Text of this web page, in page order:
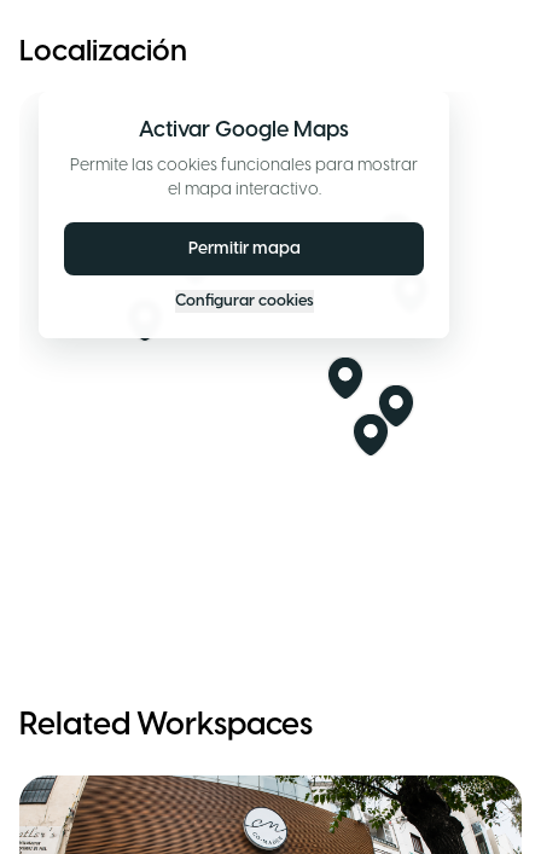
Localización
Activar Google Maps
Permite las cookies funcionales para mostrar
el mapa interactivo.
Permitir mapa
Configurar cookies
Related Workspaces